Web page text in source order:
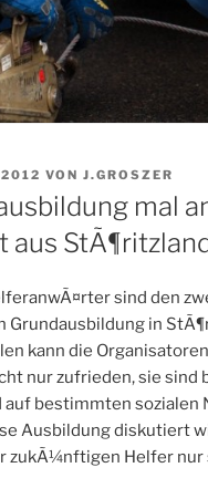
VON J.GROSZER
mal
aus
sind den
Grundausbildung in
kann die
nur zufrieden, sie sind
auf bestimmten sozialen
Ausbildung diskutiert
zukÃ¼nftigen Helfer nur